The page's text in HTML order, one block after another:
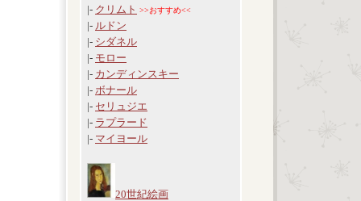
|- クリムト >>おすすめ<<
|- ルドン
|- シダネル
|- モロー
|- カンディンスキー
|- ボナール
|- セリュジエ
|- ラプラード
|- マイヨール
20世紀絵画